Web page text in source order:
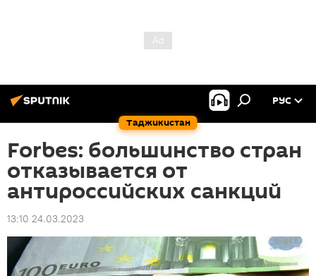
Таджикистан
РУС
Forbes: большинство стран
отказывается от
антироссийских санкций
13:10 24.03.2023